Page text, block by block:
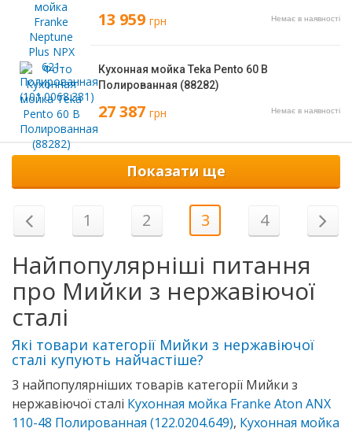
13 959 грн Немає в наявності
Кухонная мойка Teka Pento 60 B
Полированная (88282)
27 387 грн Немає в наявності
Показати ще
1 2 3 4
Найпопулярніші питання
про Мийки з нержавіючої
сталі
Які товари категорії Мийки з нержавіючої
сталі купують найчастіше?
3 найпопулярніших товарів категорії Мийки з
нержавіючої сталі Кухонная мойка Franke Aton ANX
110-48 Полированная (122.0204.649), Кухонная мойка